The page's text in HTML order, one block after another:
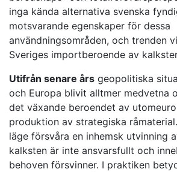
inga kända alternativa svenska
motsvarande egenskaper för dessa
användningsområden, och trenden
Sveriges importberoende av
Utifrån senare års geopolitiska
och Europa blivit alltmer medvetna
det växande beroendet av
produktion av strategiska
läge försvåra en inhemsk utvinning
kalksten är inte ansvarsfullt och
behoven försvinner. I praktiken